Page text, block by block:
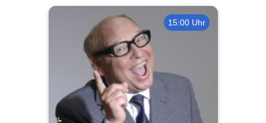
15:00 Uhr